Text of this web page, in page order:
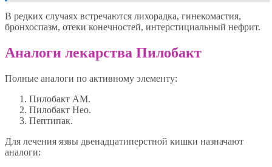
В редких случаях встречаются лихорадка, гинекомастия,
бронхоспазм, отеки конечностей, интерстициальный нефрит.
Аналоги лекарства Пилобакт
Полные аналоги по активному элементу:
Пилобакт АМ.
Пилобакт Нео.
Пептипак.
Для лечения язвы двенадцатиперстной кишки назначают
аналоги: